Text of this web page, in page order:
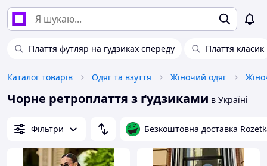
Плаття футляр на гудзиках спереду Плаття класик
Каталог товарів Одяг та взуття Жіночий одяг
Чорне ретроплаття з ґудзиками в Україні
Фільтри Безкоштовна доставка